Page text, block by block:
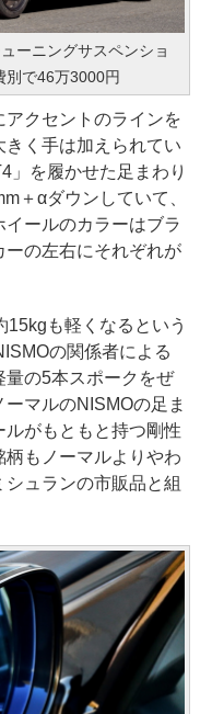
ーニングサスペンショ
別で46万3000円
クセントのラインを
く手は加えられてい
」を履かせた足まわり
＋αダウンしていて、
ールのカラーはブラ
ーの左右にそれぞれが
も軽くなるという
の関係者による
量の5本スポークをぜ
マルのNISMOの足ま
がもともと持つ剛性
もノーマルよりやわ
ュランの市販品と組